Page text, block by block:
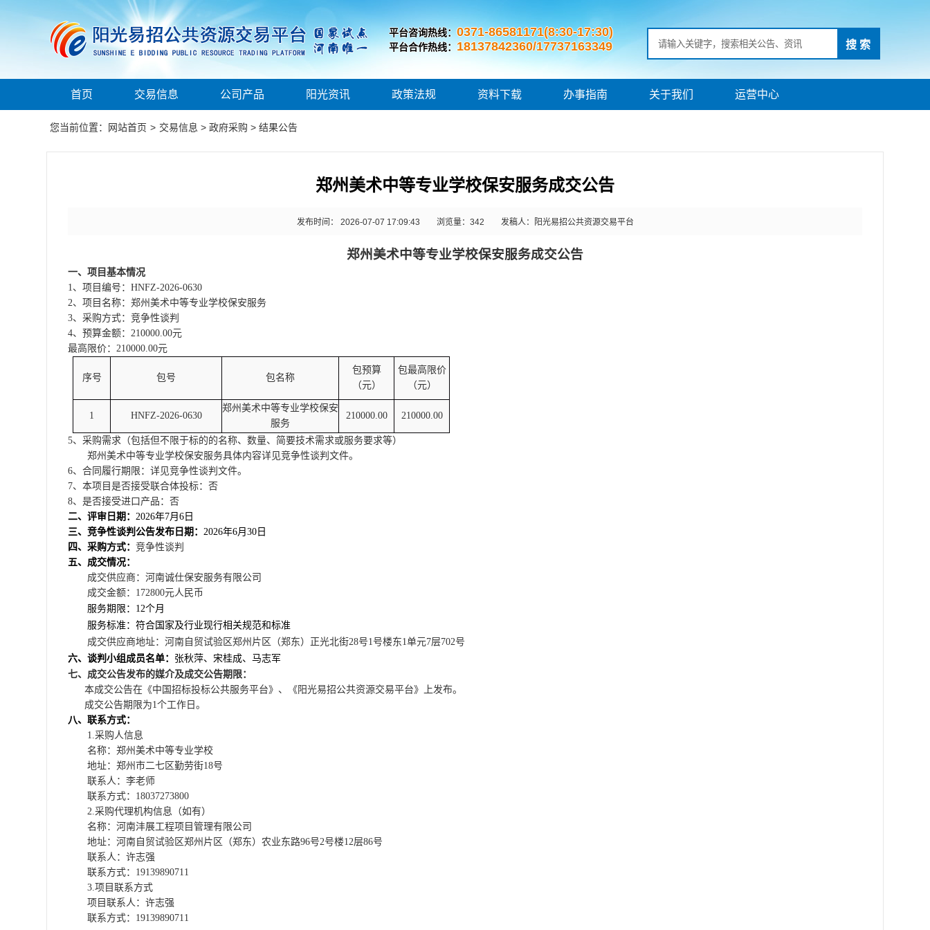
平台咨询热线：0371-86581171(8:30-17:30)
平台合作热线： 18137842360/17737163349 搜 索
首页 交易信息 公司产品 阳光资讯 政策法规 资料下载 办事指南 关于我们 运营中心
您当前位置： 网站首页 > 交易信息 > 政府采购 > 结果公告
郑州美术中等专业学校保安服务成交公告
发布时间： 2026-07-07 17:09:43 浏览量： 342 发稿人：阳光易招公共资源交易平台
郑州美术中等专业学校保安服务成交公告
一、项目基本情况
1、项目编号：HNFZ-2026-0630
2、项目名称：郑州美术中等专业学校保安服务
3、采购方式：竞争性谈判
4、预算金额：210000.00元
最高限价： 210000.00元
序号 包号 包名称
包预算
（元）
包最高限价
（元）
1 HNFZ-2026-0630
郑州美术中等专业学校保安
服务
210000.00 210000.00
5、采购需求（包括但不限于标的的名称、数量、简要技术需求或服务要求等）
郑州美术中等专业学校保安服务具体内容详见竞争性谈判文件。
6、合同履行期限：详见竞争性谈判文件。
7、本项目是否接受联合体投标：否
8、是否接受进口产品：否
二、评审日期： 2026年7月6日
三、竞争性谈判公告发布日期： 2026年6月30日
四、采购方式： 竞争性谈判
五、成交情况：
成交供应商：河南诚仕保安服务有限公司
成交金额 ： 172800元人民币
服务期限： 12个月
服务标准：符合国家及行业现行相关规范和标准
成交供应商地址：河南自贸试验区郑州片区（郑东）正光北街28号1号楼东1单元7层702号
六、 谈判 小组 成员名单： 张秋萍、 宋桂成、马志军
七、 成交公告发布的媒介及成交公告期限：
本成交公告在 《中国招标投标公共服务平台》、《阳光易招公共资源交易平台》
上发布。
成交公告期限为1个工作日。
八、联系方式：
1.采购人信息
名称：郑州美术中等专业学校
地址：郑州市二七区勤劳街18号
联系人： 李老师
联系方式： 18037273800
2.采购代理机构信息（如有）
名称：河南沣展工程项目管理有限公司
地址：河南自贸试验区郑州片区（郑东）农业东路96号2号楼12层86号
联系人：许志强
联系方式： 19139890711
3.项目联系方式
项目联系人：许志强
联系方式： 19139890711